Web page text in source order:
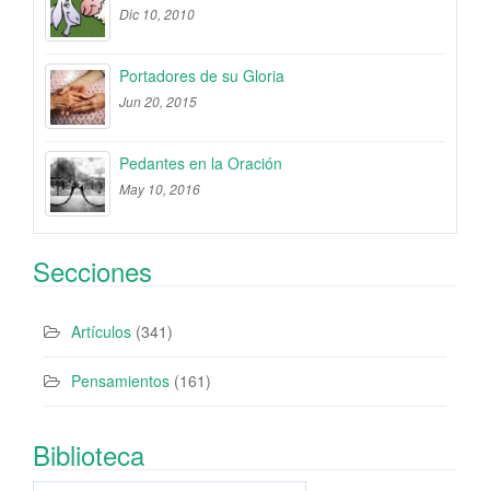
Dic 10, 2010
Portadores de su Gloria
Jun 20, 2015
Pedantes en la Oración
May 10, 2016
Secciones
Artículos (341)
Pensamientos (161)
Biblioteca